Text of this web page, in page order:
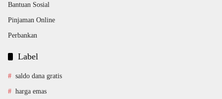
Bantuan Sosial
Pinjaman Online
Perbankan
Label
saldo dana gratis
harga emas